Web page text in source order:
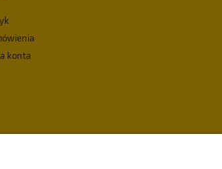
konta